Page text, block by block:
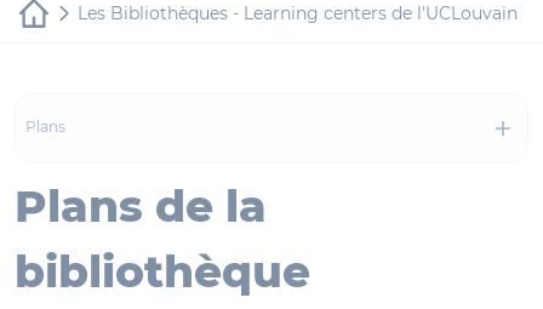
Les Bibliothèques - Learning centers de l'UCLouvain
Plans
Plans de la
bibliothèque